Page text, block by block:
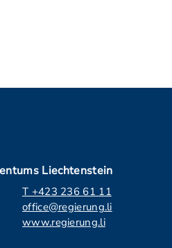
Liechtenstein
T +423 236 61 11
office@regierung.li
www.regierung.li